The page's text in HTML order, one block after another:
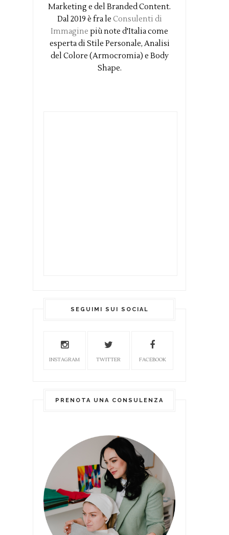
Marketing e del Branded Content.
Dal 2019 è fra le Consulenti di
Immagine più note d'Italia come
esperta di Stile Personale, Analisi
del Colore (Armocromia) e Body
Shape.
SEGUIMI SUI SOCIAL
INSTAGRAM TWITTER FACEBOOK
PRENOTA UNA CONSULENZA